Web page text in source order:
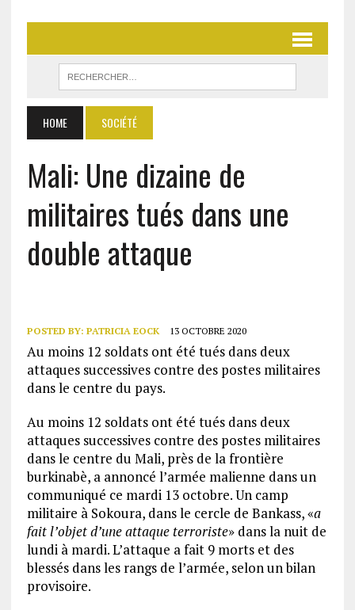
HOME SOCIÉTÉ
Mali: Une dizaine de
militaires tués dans une
double attaque
POSTED BY: PATRICIA EOCK 13 OCTOBRE 2020
Au moins 12 soldats ont été tués dans deux
attaques successives contre des postes militaires
dans le centre du pays.
Au moins 12 soldats ont été tués dans deux
attaques successives contre des postes militaires
dans le centre du Mali, près de la frontière
burkinabè, a annoncé l’armée malienne dans un
communiqué ce mardi 13 octobre. Un camp
militaire à Sokoura, dans le cercle de Bankass, «a
fait l’objet d’une attaque terroriste» dans la nuit de
lundi à mardi. L’attaque a fait 9 morts et des
blessés dans les rangs de l’armée, selon un bilan
provisoire.